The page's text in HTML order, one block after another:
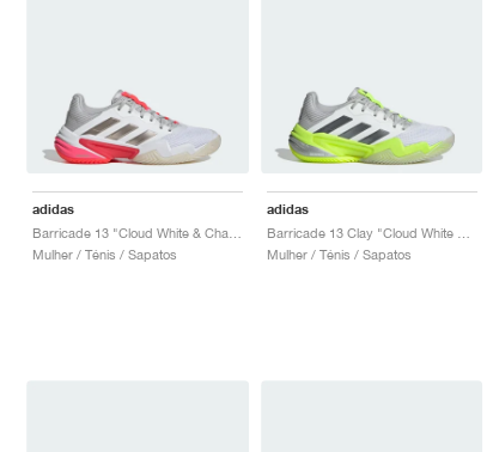
adidas
Mulher / Ténis / Sapatos
adidas
Mulher / Ténis / Sapatos